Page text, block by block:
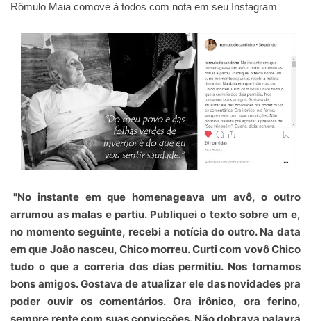
Rômulo Maia comove à todos com nota em seu Instagram
"No instante em que homenageava um avô, o outro
arrumou as malas e partiu. Publiquei o texto sobre um e,
no momento seguinte, recebi a notícia do outro. Na data
em que João nasceu, Chico morreu. Curti com vovô Chico
tudo o que a correria dos dias permitiu. Nos tornamos
bons amigos. Gostava de atualizar ele das novidades pra
poder ouvir os comentários. Ora irônico, ora ferino,